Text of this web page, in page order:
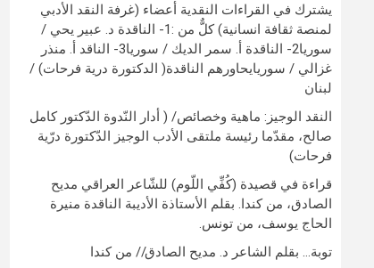
يشترك في القراءات النقدية أعضاء (غرفة النقد الأدبي
لمنصة ثقافة انسانية) كلٌّ من :1- الناقدة د. عبير يحي /
سوريا2- الناقدة أ. سمر الديك / سوريا3- الناقد أ. منذر
غزالي / سوريايحاورهم الناقدة( الدكتورة درية فرحات) /
لبنان
النقد الوجيز: ماهية وخصائص/ ( أدار النّدوة الدّكتور كامل
صالح، مقدّما رئيسة ملتقى الأدب الوجيز الدّكتورة درّية
فرحات)
قراءة في قصيدة (كُفِّي اللّوم) للشّاعر العراقي مديح
الصادق، من كندا. بقلم الأستاذة الأديبة الناقدة منيرة
الحاج يوسف، من تونس.
توبة… بقلم الشاعر د. مديح الصادق// من كندا